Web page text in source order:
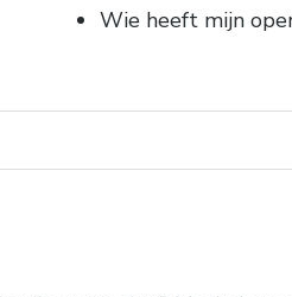
Wie heeft mijn